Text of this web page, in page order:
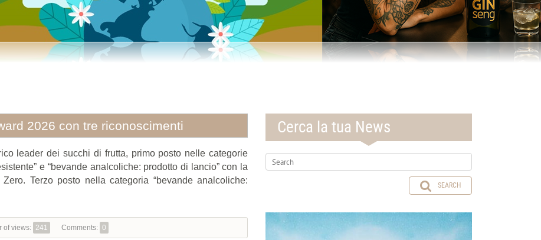
2026 con tre riconoscimenti
leader dei succhi di frutta, primo posto nelle categorie
e “bevande analcoliche: prodotto di lancio” con la
Terzo posto nella categoria “bevande analcoliche:
of views: 241 Comments: 0
Cerca la tua News
SEARCH